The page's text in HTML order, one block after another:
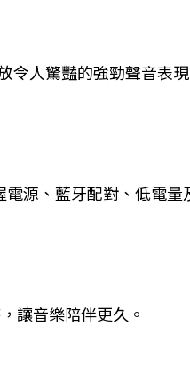
令人驚豔的強勁聲音表現
源、藍牙配對、低電量
讓音樂陪伴更久。